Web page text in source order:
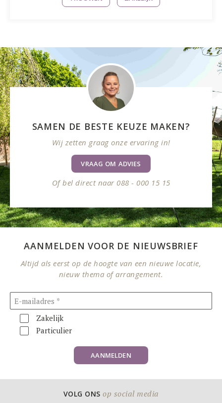
SAMEN DE BESTE KEUZE MAKEN?
Wij zetten graag onze ervaring in!
VRAAG OM ADVIES
Of bel direct naar 088 - 000 15 15
AANMELDEN VOOR DE NIEUWSBRIEF
Altijd als eerst op de hoogte van een nieuwe locatie,
nieuw thema of arrangement.
Zakelijk
Particulier
AANMELDEN
VOLG ONS op social media